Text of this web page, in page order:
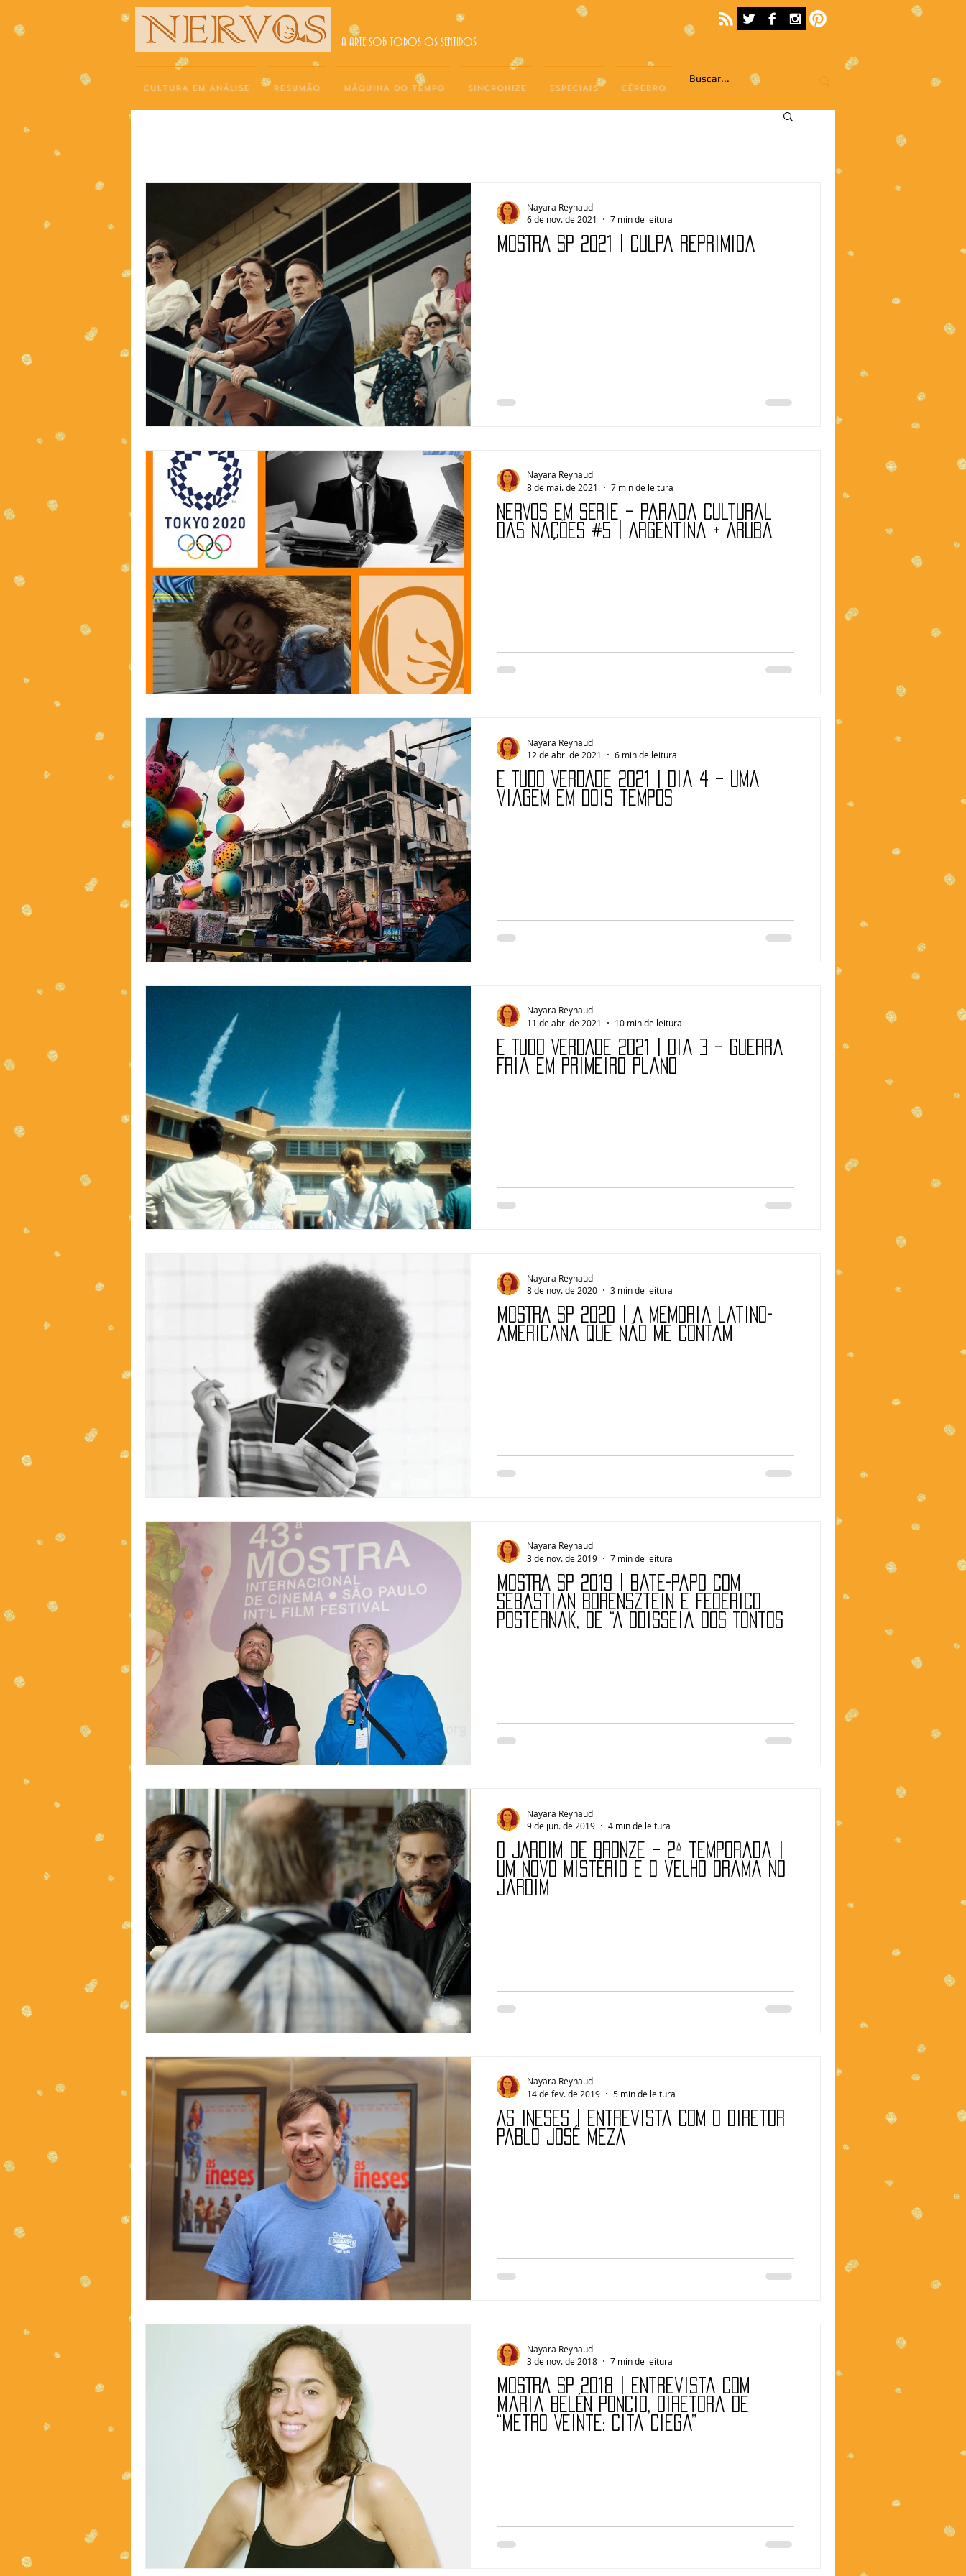
NERVOS A ARTE SOB TODOS OS SENTIDOS
CULTURA EM ANÁLISE RESUMÃO MÁQUINA DO TEMPO SINCRONIZE ESPECIAIS CÉREBRO
MOSTRA SP 2021 | Culpa reprimida
Nayara Reynaud
6 de nov. de 2021
7 min de leitura
NERVOS em Série – Parada Cultural
das Nações #5 | Argentina + Aruba
Nayara Reynaud
8 de mai. de 2021
7 min de leitura
É TUDO VERDADE 2021 | Dia 4 – Uma
viagem em dois tempos
Nayara Reynaud
12 de abr. de 2021
6 min de leitura
É TUDO VERDADE 2021 | Dia 3 – Guerra
Fria em primeiro plano
Nayara Reynaud
11 de abr. de 2021
10 min de leitura
MOSTRA SP 2020 | A memória latino-
americana que não me contam
Nayara Reynaud
8 de nov. de 2020
3 min de leitura
MOSTRA SP 2019 | Bate-papo com
Sebastian Borensztein e Federico
Posternak, de “A Odisseia dos Tontos
Nayara Reynaud
3 de nov. de 2019
7 min de leitura
O JARDIM DE BRONZE – 2ª temporada |
Um novo mistério e o velho drama no
jardim
Nayara Reynaud
9 de jun. de 2019
4 min de leitura
AS INESES | Entrevista com o diretor
Pablo José Meza
Nayara Reynaud
14 de fev. de 2019
5 min de leitura
MOSTRA SP 2018 | Entrevista com
Maria Belén Poncio, diretora de
“Metro Veinte: Cita Ciega”
Nayara Reynaud
3 de nov. de 2018
7 min de leitura